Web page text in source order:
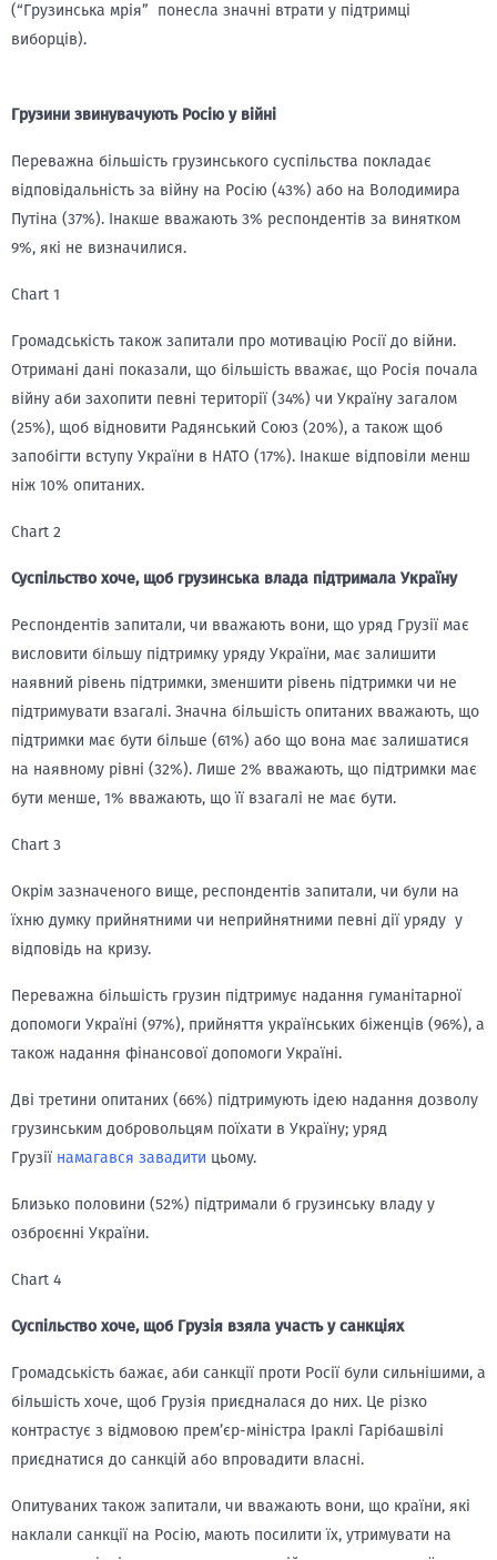
(“Грузинська мрія” понесла значні втрати у підтримці
виборців).
Грузини звинувачують Росію у війні
Переважна більшість грузинського суспільства покладає
відповідальність за війну на Росію (43%) або на Володимира
Путіна (37%). Інакше вважають 3% респондентів за винятком
9%, які не визначилися.
Chart 1
Громадськість також запитали про мотивацію Росії до війни.
Отримані дані показали, що більшість вважає, що Росія почала
війну аби захопити певні території (34%) чи Україну загалом
(25%), щоб відновити Радянський Союз (20%), а також щоб
запобігти вступу України в НАТО (17%). Інакше відповіли менш
ніж 10% опитаних.
Chart 2
Суспільство хоче, щоб грузинська влада підтримала Україну
Респондентів запитали, чи вважають вони, що уряд Грузії має
висловити більшу підтримку уряду України, має залишити
наявний рівень підтримки, зменшити рівень підтримки чи не
підтримувати взагалі. Значна більшість опитаних вважають, що
підтримки має бути більше (61%) або що вона має залишатися
на наявному рівні (32%). Лише 2% вважають, що підтримки має
бути менше, 1% вважають, що її взагалі не має бути.
Chart 3
Окрім зазначеного вище, респондентів запитали, чи були на
їхню думку прийнятними чи неприйнятними певні дії уряду у
відповідь на кризу.
Переважна більшість грузин підтримує надання гуманітарної
допомоги Україні (97%), прийняття українських біженців (96%), а
також надання фінансової допомоги Україні.
Дві третини опитаних (66%) підтримують ідею надання дозволу
грузинським добровольцям поїхати в Україну; уряд
Грузії намагався завадити цьому.
Близько половини (52%) підтримали б грузинську владу у
озброєнні України.
Chart 4
Суспільство хоче, щоб Грузія взяла участь у санкціях
Громадськість бажає, аби санкції проти Росії були сильнішими, а
більшість хоче, щоб Грузія приєдналася до них. Це різко
контрастує з відмовою прем’єр-міністра Іраклі Гарібашвілі
приєднатися до санкцій або впровадити власні.
Опитуваних також запитали, чи вважають вони, що країни, які
наклали санкції на Росію, мають посилити їх, утримувати на